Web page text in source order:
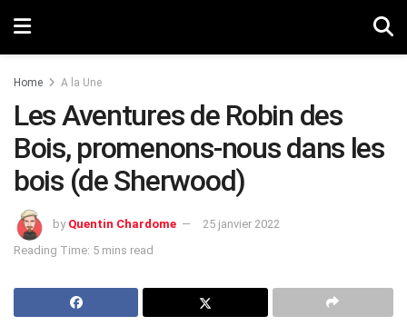
Home A la Une
Les Aventures de Robin des
Bois, promenons-nous dans les
bois (de Sherwood)
by Quentin Chardome
25 janvier 2022
Reading Time: 5 mins read